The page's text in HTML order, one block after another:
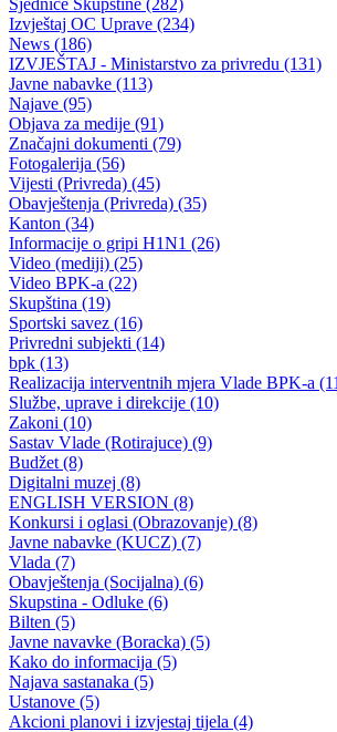
Obavijest o produženju roka za podnošenje
Programu ruralnog razvoja za 2022. godinu
27.05.2022